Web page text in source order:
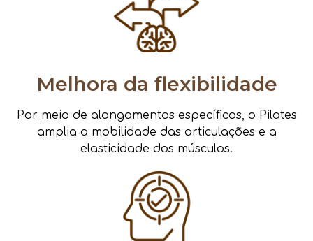
Melhora da flexibilidade
Por meio de alongamentos específicos, o Pilates
amplia a mobilidade das articulações e a
elasticidade dos músculos.